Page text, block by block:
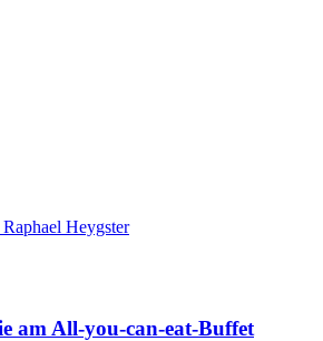
Heygster
am All-you-can-eat-Buffet